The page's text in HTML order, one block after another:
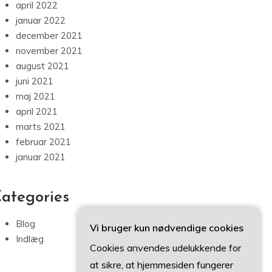
april 2022
januar 2022
december 2021
november 2021
august 2021
juni 2021
maj 2021
april 2021
marts 2021
februar 2021
januar 2021
Blog
Indlæg
Vi bruger kun nødvendige cookies
Cookies anvendes udelukkende for
at sikre, at hjemmesiden fungerer